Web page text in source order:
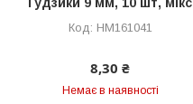
HM161041
8,30 ₴
Немає в наявності